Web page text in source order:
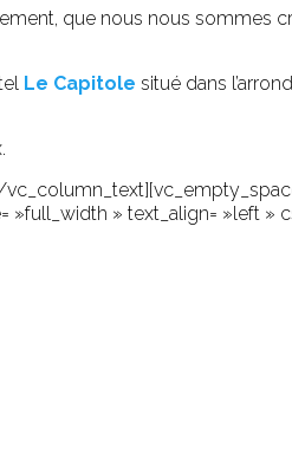
que nous nous sommes
Le Capitole situé dans
» text_align= »left »